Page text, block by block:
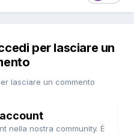
per lasciare un
lasciare un commento
nella nostra community. È